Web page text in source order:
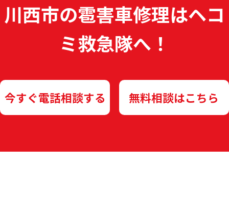
川西市の雹害車修理はヘコ
ミ救急隊へ！
今すぐ電話相談する 無料相談はこちら